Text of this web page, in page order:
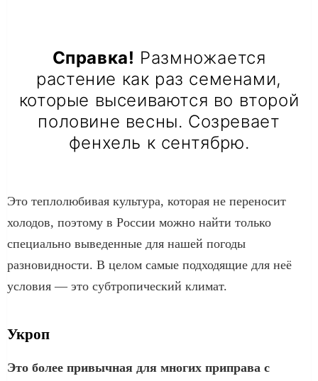
Справка! Размножается
растение как раз семенами,
которые высеиваются во второй
половине весны. Созревает
фенхель к сентябрю.
Это теплолюбивая культура, которая не переносит
холодов, поэтому в России можно найти только
специально выведенные для нашей погоды
разновидности. В целом самые подходящие для неё
условия — это субтропический климат.
Укроп
Это более привычная для многих приправа с